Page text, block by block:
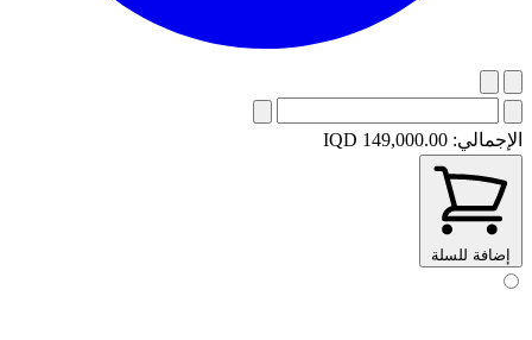
الإجمالي: IQD 149,000.00
إضافة للسلة